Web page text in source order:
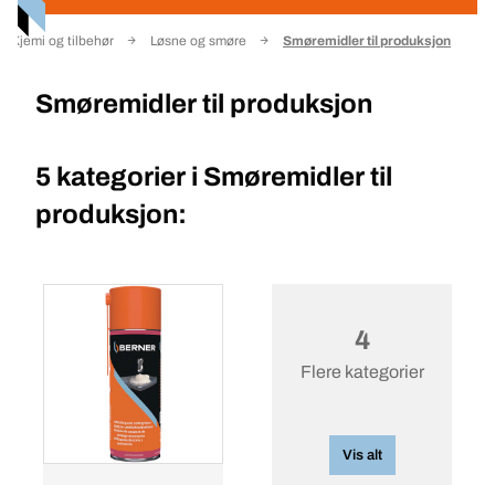
Kjemi og tilbehør Løsne og smøre Smøremidler til produksjon
Smøremidler til produksjon
5 kategorier i Smøremidler til
produksjon:
4
Flere kategorier
Vis alt